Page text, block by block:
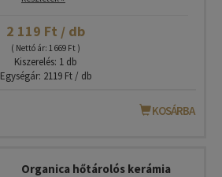
2 119 Ft / db
( Nettó ár: 1 669 Ft )
Kiszerelés: 1 db
Egységár: 2119 Ft / db
KOSÁRBA
Organica hőtárolós kerámia